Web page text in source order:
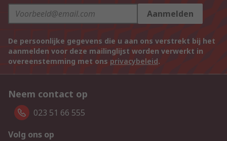
Aanmelden
De persoonlijke gegevens die u aan ons verstrekt bij het
aanmelden voor deze mailinglijst worden verwerkt in
overeenstemming met ons privacybeleid.
Neem contact op
023 51 66 555
Volg ons op